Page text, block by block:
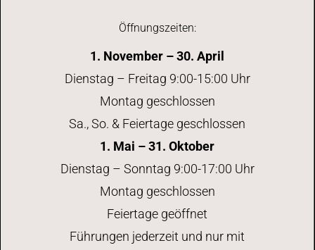
Öffnungszeiten:
1. November – 30. April
Dienstag – Freitag 9:00-15:00 Uhr
Montag geschlossen
Sa., So. & Feiertage geschlossen
1. Mai – 31. Oktober
Dienstag – Sonntag 9:00-17:00 Uhr
Montag geschlossen
Feiertage geöffnet
Führungen jederzeit und nur mit